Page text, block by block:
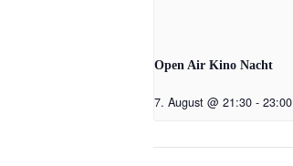
Open Air Kino Nacht
7. August @ 21:30 - 23:00